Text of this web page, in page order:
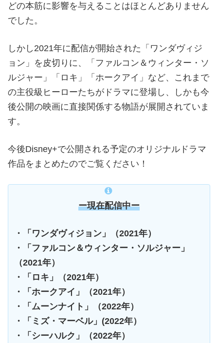
どの本筋に影響を与えることはほとんどありません
でした。
しかし2021年に配信が開始された「ワンダヴィジ
ョン」を皮切りに、「ファルコン＆ウィンター・ソ
ルジャー」「ロキ」「ホークアイ」など、これまで
の主役級ヒーローたちがドラマに登場し、しかも今
後公開の映画に直接関係する物語が展開されていま
す。
今後Disney+で公開される予定のオリジナルドラマ
作品をまとめたのでご覧ください！
ー現在配信中ー
・「ワンダヴィジョン」（2021年）
・「ファルコン＆ウィンター・ソルジャー」
（2021年）
・「ロキ」（2021年）
・「ホークアイ」（2021年）
・「ムーンナイト」（2022年）
・「ミズ・マーベル」(2022年）
・「シーハルク」（2022年）